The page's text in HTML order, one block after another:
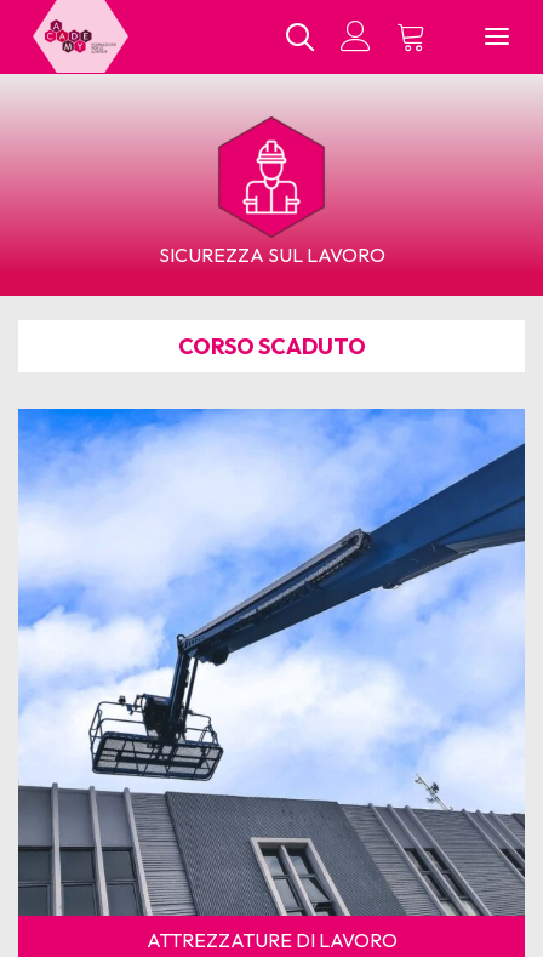
Chi Siamo
Tutti i Corsi
In Presenza
E-Learning
News
Per le Aziende
SICUREZZA SUL LAVORO
CORSO SCADUTO
ATTREZZATURE DI LAVORO